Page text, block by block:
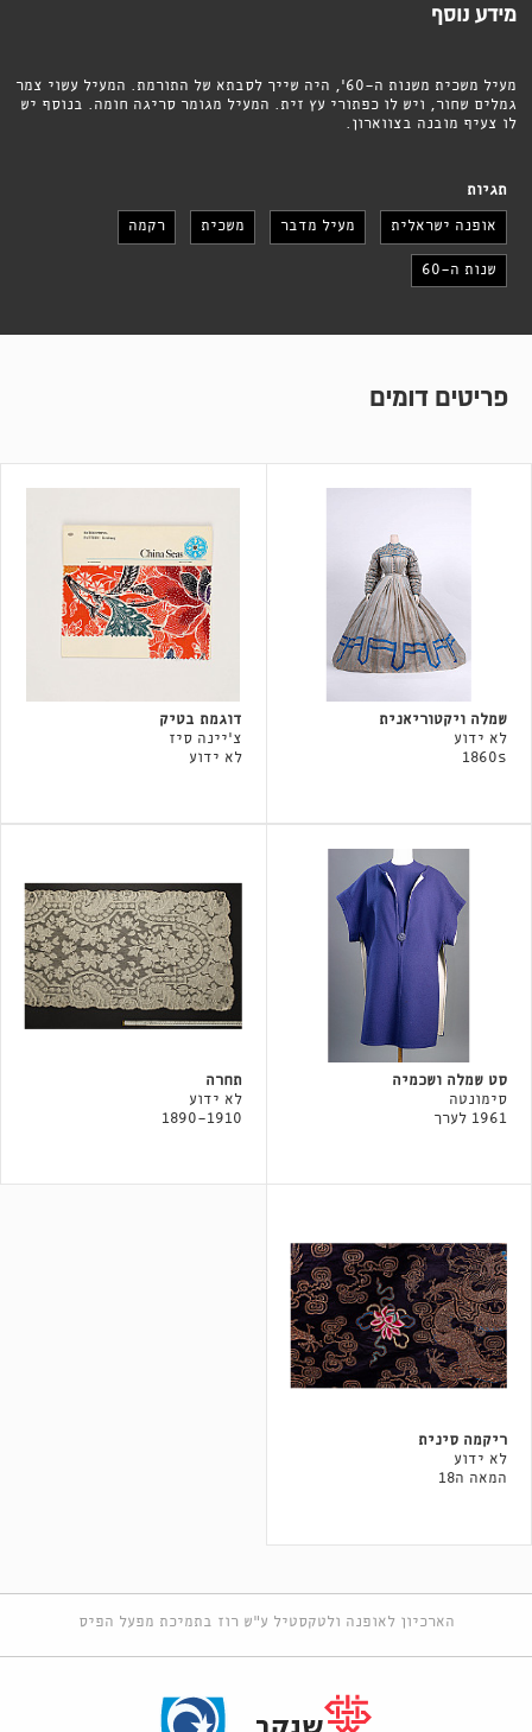
מידע נוסף
מעיל משכית משנות ה-60', היה שייך לסבתא של התורמת. המעיל עשוי צמר
גמלים שחור, ויש לו כפתורי עץ זית. המעיל מגומר סריגה חומה. בנוסף יש
לו צעיף מובנה בצווארון.
תגיות
אופנה ישראלית מעיל מדבר משכית רקמה
שנות ה-60
פריטים דומים
שמלה ויקטוריאנית
לא ידוע
1860s
דוגמת בטיק
צ'יינה סיז
לא ידוע
סט שמלה ושכמיה
סימונטה
1961 לערך
תחרה
לא ידוע
1890-1910
ריקמה סינית
לא ידוע
המאה ה18
הארכיון לאופנה ולטקסטיל ע"ש רוז בתמיכת מפעל הפיס